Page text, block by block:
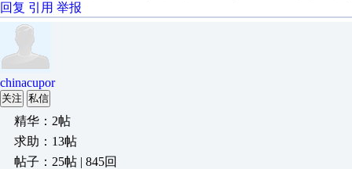
回复 引用 举报
chinacupor
关注 私信
精华：2帖
求助：13帖
帖子：25帖 | 845回